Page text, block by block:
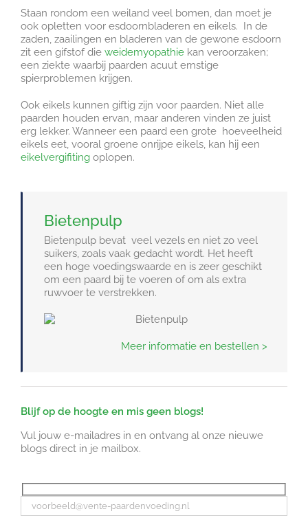
Staan rondom een weiland veel bomen, dan moet je
ook opletten voor esdoornbladeren en eikels. In de
zaden, zaailingen en bladeren van de gewone esdoorn
zit een gifstof die weidemyopathiekan veroorzaken;
een ziekte waarbij paarden acuut ernstige
spierproblemen krijgen.
Ook eikels kunnen giftig zijn voor paarden. Niet alle
paarden houden ervan, maar anderen vinden ze juist
erg lekker. Wanneer een paard een grote hoeveelheid
eikels eet, vooral groene onrijpe eikels, kan hij een
eikelvergifitingoplopen.
Bietenpulp
Bietenpulp bevat veel vezels en niet zo veel
suikers, zoals vaak gedacht wordt. Het heeft
een hoge voedingswaarde en is zeer geschikt
om een paard bij te voeren of om als extra
ruwvoer te verstrekken.
Meer informatie en bestellen >
Blijf op de hoogte en mis geen blogs!
Vul jouw e-mailadres in en ontvang al onze nieuwe
blogs direct in je mailbox.